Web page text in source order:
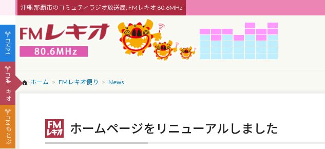
沖縄 那覇市のコミュティラジオ放送局: FMレキオ 80.6MHz
ホーム FMレキオ便り News
ホームページをリニューアルしました
FM21
FMレキオ
FMもとぶ